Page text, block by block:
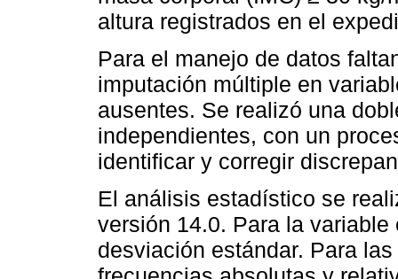
altura registrados en el
Para el manejo de datos
imputación múltiple en
ausentes. Se realizó una
independientes, con un
identificar y corregir
El análisis estadístico se
versión 14.0. Para la
desviación estándar. Para